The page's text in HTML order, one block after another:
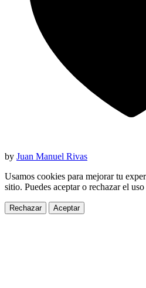
by Juan Manuel Rivas
Usamos cookies para mejorar tu
sitio. Puedes aceptar o rechazar el
Rechazar Aceptar